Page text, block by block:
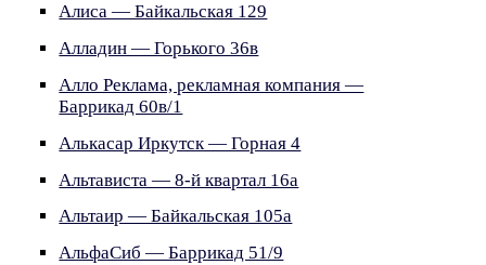
Алиса — Байкальская 129
Алладин — Горького 36в
Алло Реклама, рекламная компания —
Баррикад 60в/1
Алькасар Иркутск — Горная 4
Альтависта — 8-й квартал 16а
Альтаир — Байкальская 105а
АльфаСиб — Баррикад 51/9